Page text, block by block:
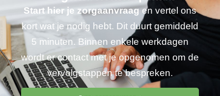
Start hier je zorgaanvraagen vertel ons
kort wat je nodig hebt. Dit duurt gemiddeld
5 minuten. Binnen enkele werkdagen
wordt er contact met je opgenomen om de
vervolgstappen te bespreken.